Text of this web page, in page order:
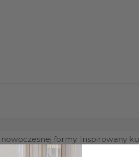
formy. Inspirowany
smukłe linie i